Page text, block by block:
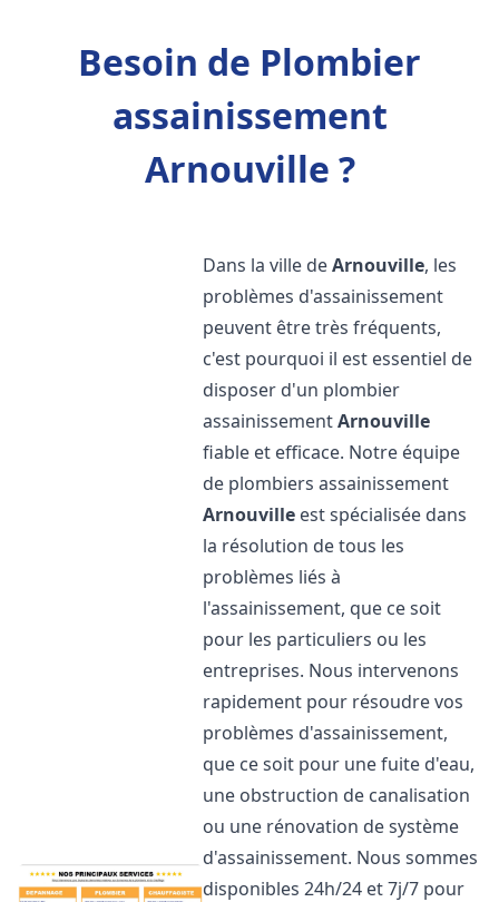
Besoin de Plombier
assainissement
Arnouville ?
Dans la ville deArnouville, les
problèmes d'assainissement
peuvent être très fréquents,
c'est pourquoi il est essentiel de
disposer d'un plombier
assainissementArnouville
fiable et efficace. Notre équipe
de plombiers assainissement
Arnouville est spécialisée dans
la résolution de tous les
problèmes liés à
l'assainissement, que ce soit
pour les particuliers ou les
entreprises. Nous intervenons
rapidement pour résoudre vos
problèmes d'assainissement,
que ce soit pour une fuite d'eau,
une obstruction de canalisation
ou une rénovation de système
d'assainissement. Nous sommes
disponibles 24h/24 et 7j/7 pour